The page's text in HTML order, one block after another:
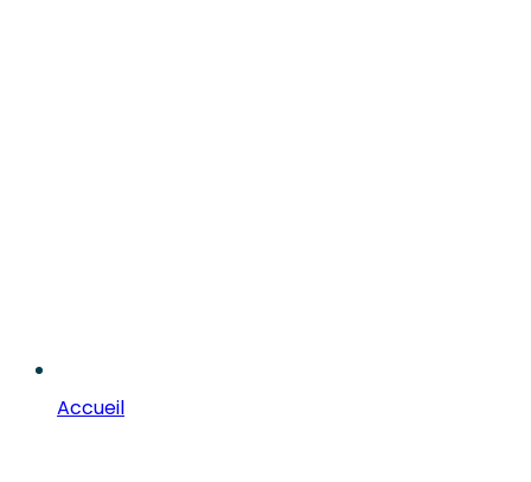
Accueil